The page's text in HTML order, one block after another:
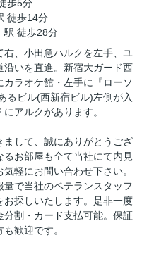
歩5分
徒歩14分
駅 徒歩28分
、小田急ハルクを左手、ユ
沿いを直進。新宿大ガード西
ラオケ館・左手に『ローソ
るビル(西新宿ビル)左側が入
アルクがあります。
まして、誠にありがとうござ
お部屋も全て当社にて内見
軽にお問い合わせ下さい。
で当社のベテランスタッフ
探しいたします。是非一度
分割・カード支払可能。保証
歓迎です。